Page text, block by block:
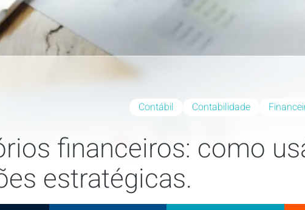
Contábil Contabilidade
financeiros: como
estratégicas.